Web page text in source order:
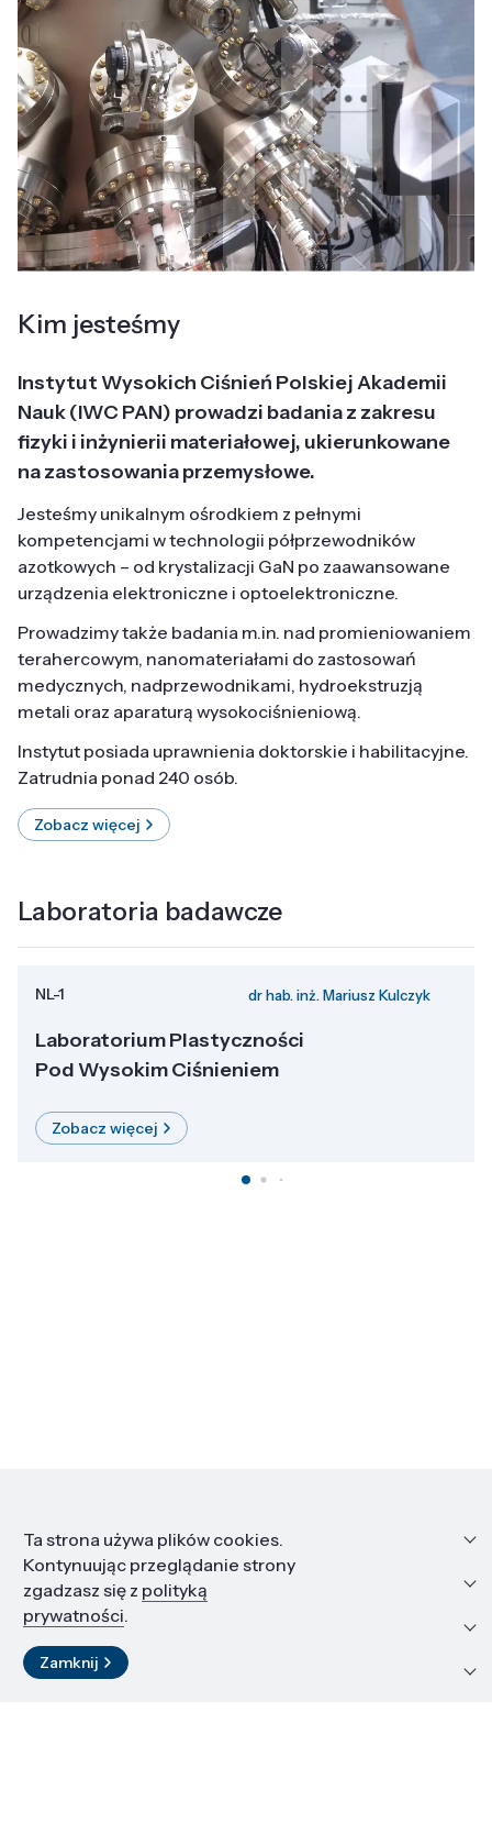
Kim jesteśmy
Instytut Wysokich Ciśnień Polskiej Akademii
Nauk (IWC PAN) prowadzi badania z zakresu
fizyki i inżynierii materiałowej, ukierunkowane
na zastosowania przemysłowe.
Jesteśmy unikalnym ośrodkiem z pełnymi
kompetencjami w technologii półprzewodników
azotkowych – od krystalizacji GaN po zaawansowane
urządzenia elektroniczne i optoelektroniczne.
Prowadzimy także badania m.in. nad promieniowaniem
terahercowym, nanomateriałami do zastosowań
medycznych, nadprzewodnikami, hydroekstruzją
metali oraz aparaturą wysokociśnieniową.
Instytut posiada uprawnienia doktorskie i habilitacyjne.
Zatrudnia ponad 240 osób.
Zobacz więcej
Laboratoria badawcze
NL-1 dr hab. inż. Mariusz Kulczyk
Laboratorium Plastyczności
Pod Wysokim Ciśnieniem
Zobacz więcej
Informacje
Edukacja i kariera
Zasoby i materiały
Kontakt
Ta strona używa plików cookies.
Kontynuując przeglądanie strony
zgadzasz się z polityką
prywatności.
Zamknij